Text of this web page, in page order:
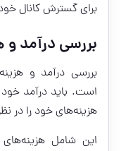
برای گسترش کانال
بررسی درآمد و
بررسی درآمد و
است. باید درآمد
هزینه‌های خود را در
این شامل هزینه‌های